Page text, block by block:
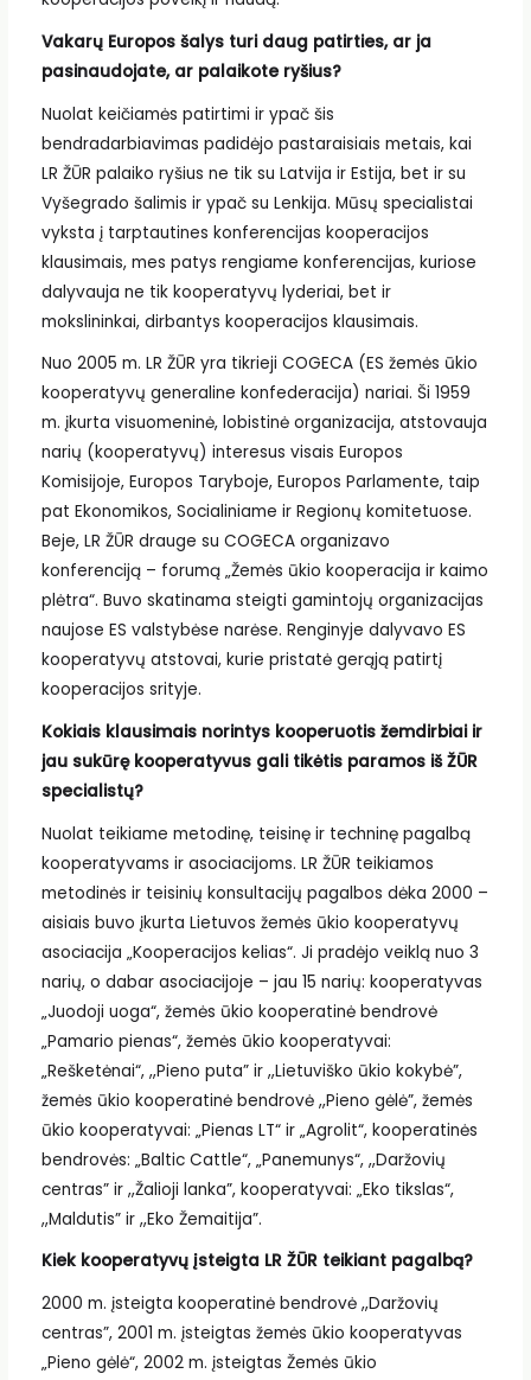
Vakarų Europos šalys turi daug patirties, ar ja
pasinaudojate, ar palaikote ryšius?
Nuolat keičiamės patirtimi ir ypač šis
bendradarbiavimas padidėjo pastaraisiais metais, kai
LR ŽŪR palaiko ryšius ne tik su Latvija ir Estija, bet ir su
Vyšegrado šalimis ir ypač su Lenkija. Mūsų specialistai
vyksta į tarptautines konferencijas kooperacijos
klausimais, mes patys rengiame konferencijas, kuriose
dalyvauja ne tik kooperatyvų lyderiai, bet ir
mokslininkai, dirbantys kooperacijos klausimais.
Nuo 2005 m. LR ŽŪR yra tikrieji COGECA (ES žemės ūkio
kooperatyvų generaline konfederacija) nariai. Ši 1959
m. įkurta visuomeninė, lobistinė organizacija, atstovauja
narių (kooperatyvų) interesus visais Europos
Komisijoje, Europos Taryboje, Europos Parlamente, taip
pat Ekonomikos, Socialiniame ir Regionų komitetuose.
Beje, LR ŽŪR drauge su COGECA organizavo
konferenciją – forumą „Žemės ūkio kooperacija ir kaimo
plėtra“. Buvo skatinama steigti gamintojų organizacijas
naujose ES valstybėse narėse. Renginyje dalyvavo ES
kooperatyvų atstovai, kurie pristatė gerąją patirtį
kooperacijos srityje.
Kokiais klausimais norintys kooperuotis žemdirbiai ir
jau sukūrę kooperatyvus gali tikėtis paramos iš ŽŪR
specialistų?
Nuolat teikiame metodinę, teisinę ir techninę pagalbą
kooperatyvams ir asociacijoms. LR ŽŪR teikiamos
metodinės ir teisinių konsultacijų pagalbos dėka 2000 –
aisiais buvo įkurta Lietuvos žemės ūkio kooperatyvų
asociacija „Kooperacijos kelias“. Ji pradėjo veiklą nuo 3
narių, o dabar asociacijoje – jau 15 narių: kooperatyvas
„Juodoji uoga“, žemės ūkio kooperatinė bendrovė
„Pamario pienas“, žemės ūkio kooperatyvai:
„Rešketėnai“, ,,Pieno puta” ir ,,Lietuviško ūkio kokybė”,
žemės ūkio kooperatinė bendrovė ,,Pieno gėlė”, žemės
ūkio kooperatyvai: „Pienas LT“ ir „Agrolit“, kooperatinės
bendrovės: „Baltic Cattle“, „Panemunys“, ,,Daržovių
centras” ir ,,Žalioji lanka”, kooperatyvai: „Eko tikslas“,
,,Maldutis” ir ,,Eko Žemaitija”.
Kiek kooperatyvų įsteigta LR ŽŪR teikiant pagalbą?
2000 m. įsteigta kooperatinė bendrovė ,,Daržovių
centras”, 2001 m. įsteigtas žemės ūkio kooperatyvas
„Pieno gėlė“, 2002 m. įsteigtas Žemės ūkio